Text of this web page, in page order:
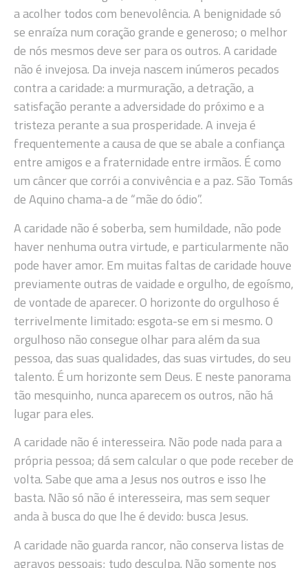
a acolher todos com benevolência. A benignidade só
se enraíza num coração grande e generoso; o melhor
de nós mesmos deve ser para os outros. A caridade
não é invejosa. Da inveja nascem inúmeros pecados
contra a caridade: a murmuração, a detração, a
satisfação perante a adversidade do próximo e a
tristeza perante a sua prosperidade. A inveja é
frequentemente a causa de que se abale a confiança
entre amigos e a fraternidade entre irmãos. É como
um câncer que corrói a convivência e a paz. São Tomás
de Aquino chama-a de “mãe do ódio”.
A caridade não é soberba, sem humildade, não pode
haver nenhuma outra virtude, e particularmente não
pode haver amor. Em muitas faltas de caridade houve
previamente outras de vaidade e orgulho, de egoísmo,
de vontade de aparecer. O horizonte do orgulhoso é
terrivelmente limitado: esgota-se em si mesmo. O
orgulhoso não consegue olhar para além da sua
pessoa, das suas qualidades, das suas virtudes, do seu
talento. É um horizonte sem Deus. E neste panorama
tão mesquinho, nunca aparecem os outros, não há
lugar para eles.
A caridade não é interesseira. Não pode nada para a
própria pessoa; dá sem calcular o que pode receber de
volta. Sabe que ama a Jesus nos outros e isso lhe
basta. Não só não é interesseira, mas sem sequer
anda à busca do que lhe é devido: busca Jesus.
A caridade não guarda rancor, não conserva listas de
agravos pessoais; tudo desculpa. Não somente nos